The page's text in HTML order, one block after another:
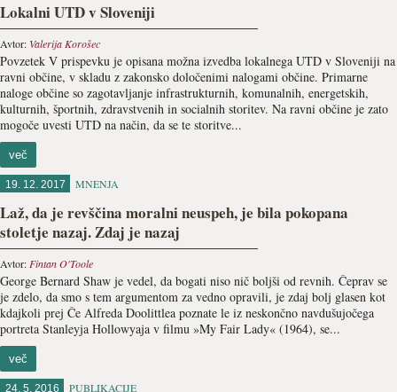
Lokalni UTD v Sloveniji
Avtor: Valerija Korošec
Povzetek V prispevku je opisana možna izvedba lokalnega UTD v Sloveniji na
ravni občine, v skladu z zakonsko določenimi nalogami občine. Primarne
naloge občine so zagotavljanje infrastrukturnih, komunalnih, energetskih,
kulturnih, športnih, zdravstvenih in socialnih storitev. Na ravni občine je zato
mogoče uvesti UTD na način, da se te storitve...
več
19. 12. 2017 MNENJA
Laž, da je revščina moralni neuspeh, je bila pokopana
stoletje nazaj. Zdaj je nazaj
Avtor: Fintan O'Toole
George Bernard Shaw je vedel, da bogati niso nič boljši od revnih. Čeprav se
je zdelo, da smo s tem argumentom za vedno opravili, je zdaj bolj glasen kot
kdajkoli prej Če Alfreda Doolittlea poznate le iz neskončno navdušujočega
portreta Stanleyja Hollowyaja v filmu »My Fair Lady« (1964), se...
več
24. 5. 2016 PUBLIKACIJE